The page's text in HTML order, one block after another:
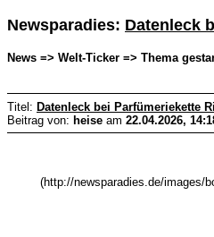
Newsparadies: Datenleck
News => Welt-Ticker => Thema
Titel: Datenleck bei Parfümeriekette
Beitrag von: heise am 22.04.2026,
(http://newsparadies.de/images/